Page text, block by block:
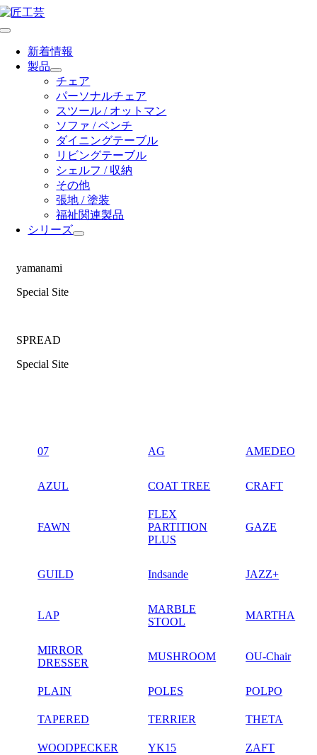
Skip
content
Toggle
Navigation新着情報
製品
チェア
パーソナルチェア
スツール / オットマン
ソファ / ベンチ
ダイニングテーブル
リビングテーブル
シェルフ / 収納
その他
張地 / 塗装
福祉関連製品
シリーズ
yamanami
Special Site
SPREAD
Special Site
07 AG AMEDEO
AZUL COAT TREE CRAFT
FAWN
FLEX
PARTITION
PLUS
GAZE
GUILD Indsande JAZZ+
LAP
MARBLE
STOOL
MARTHA
MIRROR
DRESSER
MUSHROOM OU-Chair
PLAIN POLES POLPO
TAPERED TERRIER THETA
WOODPECKER YK15 ZAFT